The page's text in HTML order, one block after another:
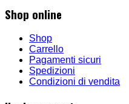
Shop online
Shop
Carrello
Pagamenti sicuri
Spedizioni
Condizioni di vendita